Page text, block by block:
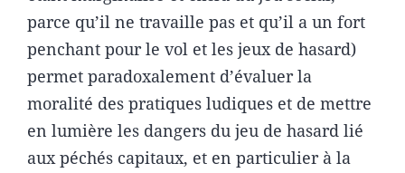
parce qu’il ne travaille pas et qu’il a un fort
penchant pour le vol et les jeux de hasard)
permet paradoxalement d’évaluer la
moralité des pratiques ludiques et de mettre
en lumière les dangers du jeu de hasard lié
aux péchés capitaux, et en particulier à la